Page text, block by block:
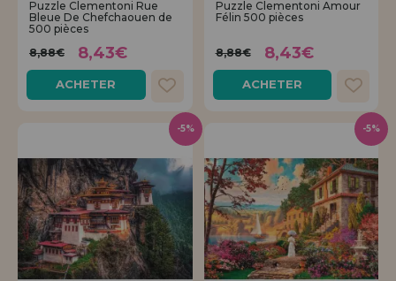
Puzzle Clementoni Rue
Bleue De Chefchaouen de
500 pièces
8,88€
8,43€
ACHETER
Puzzle Clementoni Amour
Félin 500 pièces
8,88€ 8,43€
ACHETER
-5% -5%